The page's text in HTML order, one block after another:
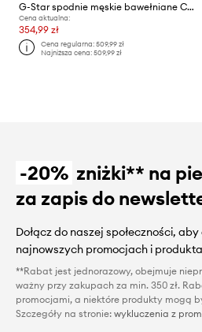
G-Star spodnie męskie bawełniane Cargo 3d regular tapered cuffed
Cena aktualna:
354,99 zł
Cena regularna:509,99 zł
Najniższa cena:509,99 zł
-20% zniżki** na
za zapis do
Dołącz do naszej społeczności,
najnowszych promocjach i
**Rabat jest jednorazowy, obejmuje
ważny przy zakupach za min. 350 zł.
promocjami, a niektóre produkty mogą
Szczegóły na stronie: wykluczenia z